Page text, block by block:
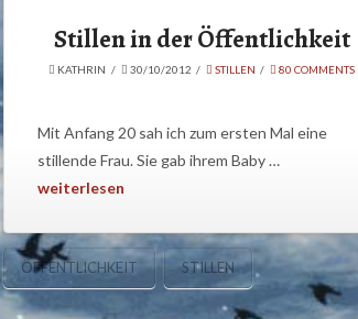
Stillen in der Öffentlichkeit
KATHRIN 30/10/2012 STILLEN 80 COMMENTS
Mit Anfang 20 sah ich zum ersten Mal eine
stillende Frau. Sie gab ihrem Baby …
weiterlesen
ÖFFENTLICHKEIT STILLEN